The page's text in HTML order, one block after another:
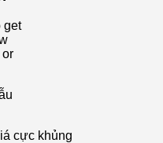
get
or
cực khủng